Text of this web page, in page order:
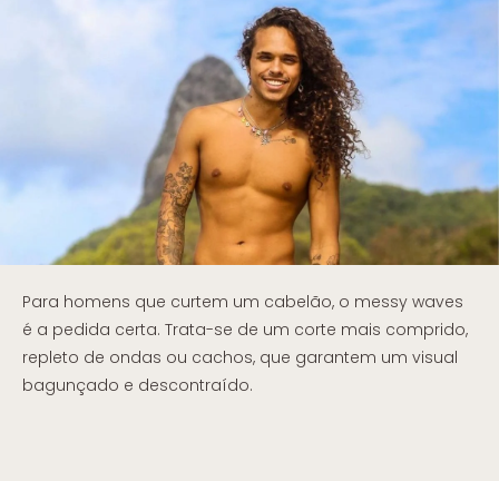
Para homens que curtem um cabelão, o messy waves
é a pedida certa. Trata-se de um corte mais comprido,
repleto de ondas ou cachos, que garantem um visual
bagunçado e descontraído.